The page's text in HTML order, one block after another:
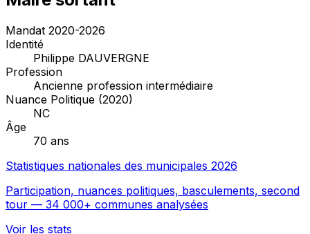
Mandat 2020-2026
Identité
Philippe DAUVERGNE
Profession
Ancienne profession intermédiaire
Nuance Politique (2020)
NC
Âge
70 ans
Statistiques nationales des municipales 2026
Participation, nuances politiques, basculements, second
tour — 34 000+ communes analysées
Voir les stats